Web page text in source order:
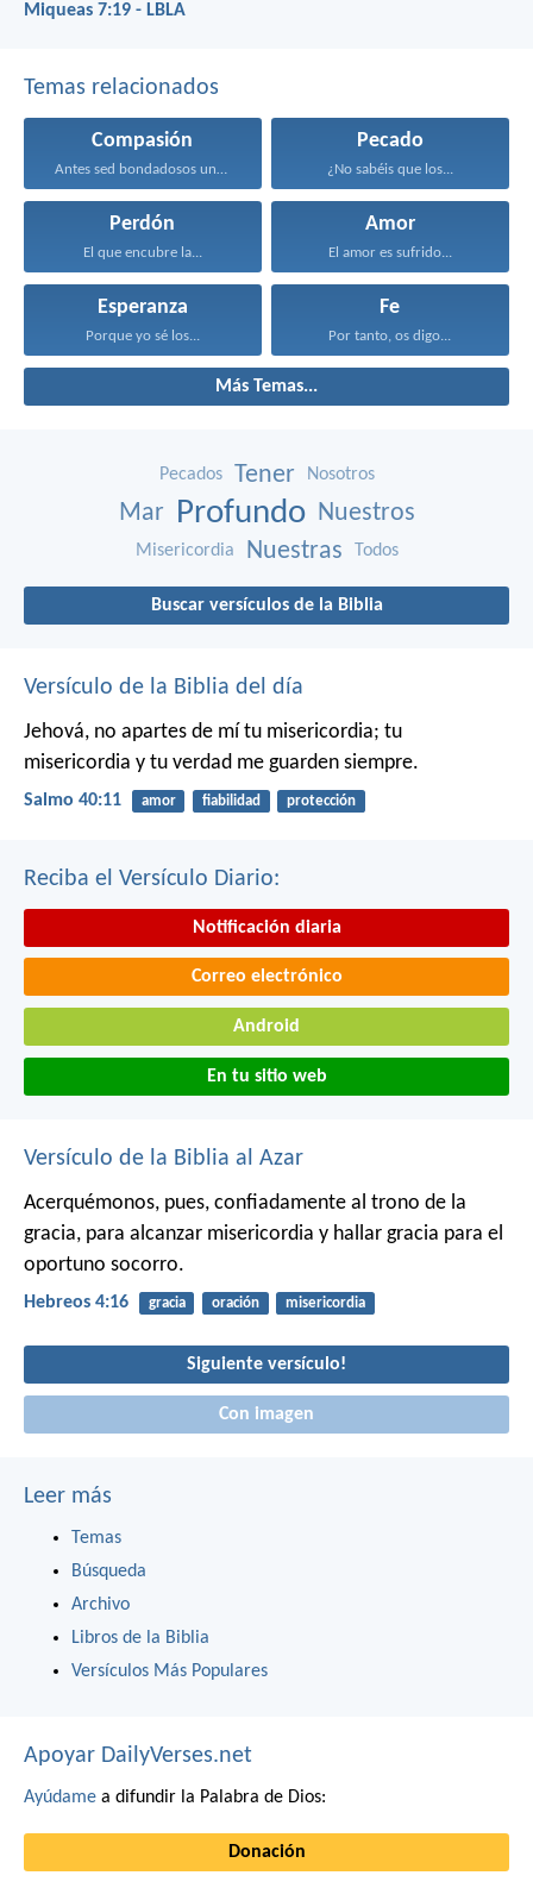
Miqueas 7:19 - LBLA
Temas relacionados
Compasión
Antes sed bondadosos unos...
Pecado
¿No sabéis que los...
Perdón
El que encubre la...
Amor
El amor es sufrido...
Esperanza
Porque yo sé los...
Fe
Por tanto, os digo...
Más Temas...
Pecados Tener Nosotros
Mar Profundo Nuestros
Misericordia Nuestras Todos
Buscar versículos de la Biblia
Versículo de la Biblia del día
Jehová, no apartes de mí tu misericordia; tu
misericordia y tu verdad me guarden siempre.
Salmo 40:11 amor fiabilidad protección
Reciba el Versículo Diario:
Notificación diaria
Correo electrónico
Android
En tu sitio web
Versículo de la Biblia al Azar
Acerquémonos, pues, confiadamente al trono de la
gracia, para alcanzar misericordia y hallar gracia para el
oportuno socorro.
Hebreos 4:16 gracia oración misericordia
Siguiente versículo!
Con imagen
Leer más
Temas
Búsqueda
Archivo
Libros de la Biblia
Versículos Más Populares
Apoyar DailyVerses.net
Ayúdame a difundir la Palabra de Dios:
Donación